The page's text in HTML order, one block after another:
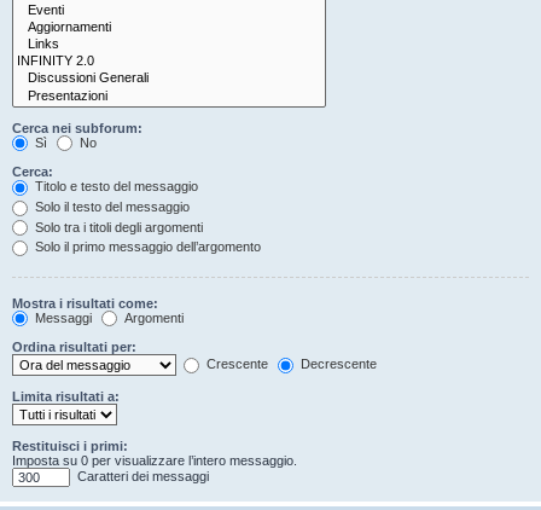
Cerca nei subforum:
Sì
No
Cerca:
Titolo e testo del messaggio
Solo il testo del messaggio
Solo tra i titoli degli argomenti
Solo il primo messaggio dell’argomento
Mostra i risultati come:
Messaggi
Argomenti
Ordina risultati per:
Crescente
Decrescente
Limita risultati a:
Restituisci i primi:
Imposta su 0 per visualizzare l’intero messaggio.
Caratteri dei messaggi